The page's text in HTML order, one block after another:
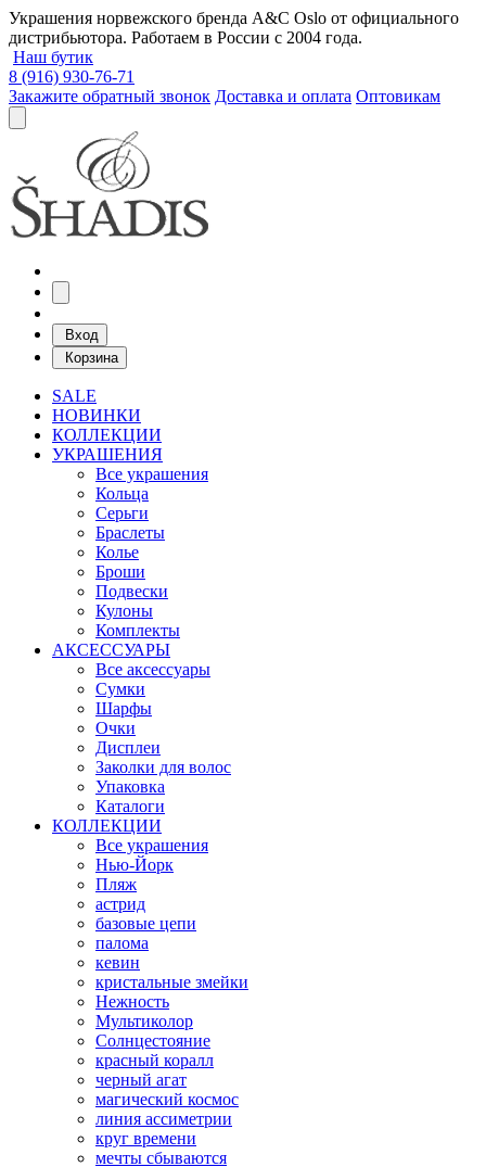
Украшения норвежского бренда A&C Oslo от официального
дистрибьютора. Работаем в России с 2004 года.
Наш бутик
8 (916) 930-76-71
Закажите обратный звонок Доставка и оплата Оптовикам
Вход
Корзина
SALE
НОВИНКИ
КОЛЛЕКЦИИ
УКРАШЕНИЯ
Все украшения
Кольца
Серьги
Браслеты
Колье
Броши
Подвески
Кулоны
Комплекты
АКСЕССУАРЫ
Все аксессуары
Сумки
Шарфы
Очки
Дисплеи
Заколки для волос
Упаковка
Каталоги
КОЛЛЕКЦИИ
Все украшения
Нью-Йорк
Пляж
астрид
базовые цепи
палома
кевин
кристальные змейки
Нежность
Мультиколор
Солнцестояние
красный коралл
черный агат
магический космос
линия ассиметрии
круг времени
мечты сбываются